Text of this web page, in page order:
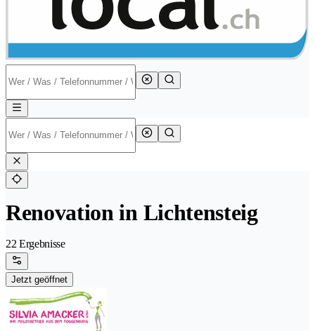
Renovation in Lichtensteig
22 Ergebnisse
Jetzt geöffnet